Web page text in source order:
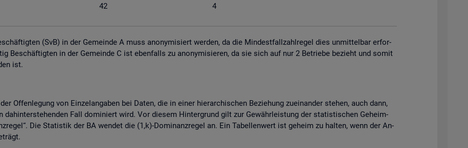
42 4
(SvB) in der Ge­mein­de A muss an­ony­mi­siert wer­den, da die Min­dest­fall­zahl­re­gel dies un­mit­tel­bar er­for­
Be­schäf­tig­ten in der Ge­mein­de C ist eben­falls zu an­ony­mi­sie­ren, da sie sich auf nur 2 Be­trie­be be­zieht und somit
ist.
Of­fen­le­gung von Ein­zel­an­ga­ben bei Daten, die in einer hier­ar­chi­schen Be­zie­hung zu­ein­an­der ste­hen, auch dann,
da­hin­ter­ste­hen­den Fall do­mi­niert wird. Vor die­sem Hin­ter­grund gilt zur Ge­währ­leis­tung der sta­tis­ti­schen Ge­heim­
Die Sta­tis­tik der BA wen­det die (1,k)-Do­mi­nanz­re­gel an. Ein Ta­bel­len­wert ist ge­heim zu hal­ten, wenn der An­